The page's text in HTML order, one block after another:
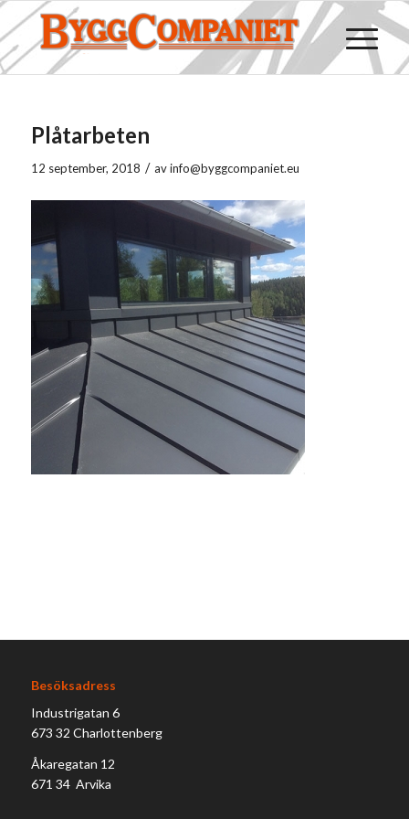
Plåtarbeten
12 september, 2018 / avinfo@byggcompaniet.eu
Besöksadress
Industrigatan 6
673 32 Charlottenberg
Åkaregatan 12
671 34 Arvika